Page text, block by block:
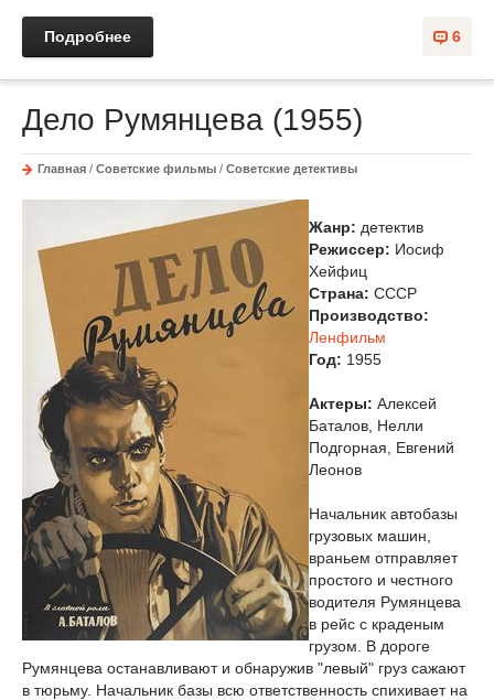
6
Подробнее
Дело Румянцева (1955)
Главная / Советские фильмы / Советские детективы
Жанр: детектив
Режиссер: Иосиф
Хейфиц
Страна: СССР
Производство:
Ленфильм
Год: 1955
Актеры: Алексей
Баталов, Нелли
Подгорная, Евгений
Леонов
Начальник автобазы
грузовых машин,
враньем отправляет
простого и честного
водителя Румянцева
в рейс с краденым
грузом. В дороге
Румянцева останавливают и обнаружив "левый" груз сажают
в тюрьму. Начальник базы всю ответственность спихивает на